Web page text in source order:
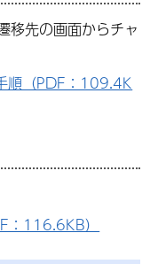
移先の画面からチャ
順（PDF：109.4K
：116.6KB）